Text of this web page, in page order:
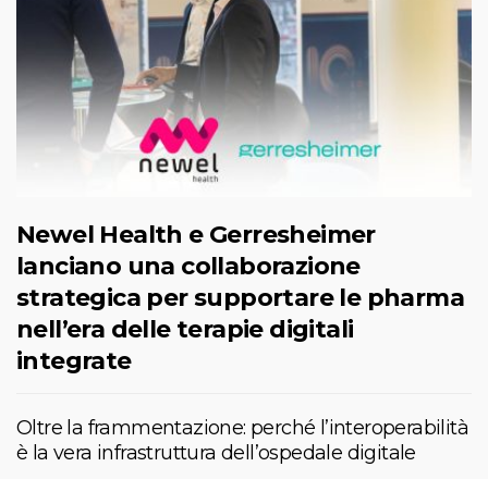
Newel Health e Gerresheimer
lanciano una collaborazione
strategica per supportare le pharma
nell’era delle terapie digitali
integrate
Oltre la frammentazione: perché l’interoperabilità
è la vera infrastruttura dell’ospedale digitale